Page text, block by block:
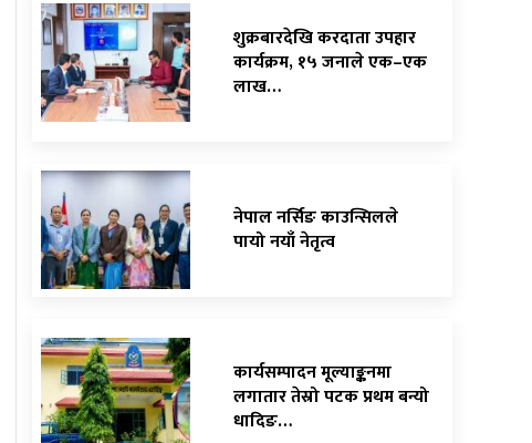
शुक्रबारदेखि करदाता उपहार
कार्यक्रम, १५ जनाले एक–एक
लाख…
नेपाल नर्सिङ काउन्सिलले
पायो नयाँ नेतृत्व
कार्यसम्पादन मूल्याङ्कनमा
लगातार तेस्रो पटक प्रथम बन्यो
धादिङ…